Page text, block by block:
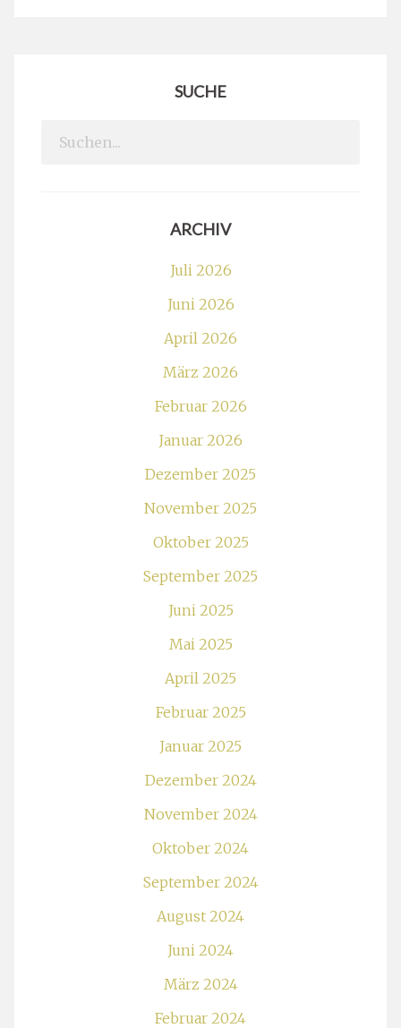
SUCHE
Search
ARCHIV
Juli 2026
Juni 2026
April 2026
März 2026
Februar 2026
Januar 2026
Dezember 2025
November 2025
Oktober 2025
September 2025
Juni 2025
Mai 2025
April 2025
Februar 2025
Januar 2025
Dezember 2024
November 2024
Oktober 2024
September 2024
August 2024
Juni 2024
März 2024
Februar 2024